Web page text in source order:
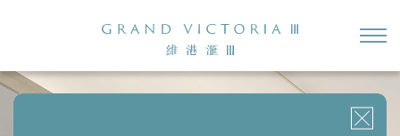
2房＋储物房